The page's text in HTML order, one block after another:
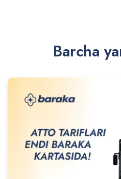
Barcha ya